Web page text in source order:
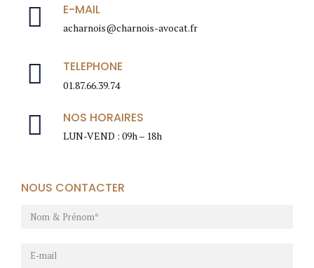
E-MAIL
acharnois@charnois-avocat.fr
TELEPHONE
01.87.66.39.74
NOS HORAIRES
LUN-VEND : 09h – 18h
NOUS CONTACTER